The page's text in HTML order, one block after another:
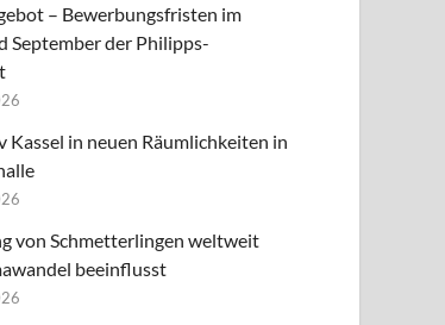
– Bewerbungsfristen im
September der Philipps-
Kassel in neuen Räumlichkeiten in
von Schmetterlingen weltweit
beeinflusst